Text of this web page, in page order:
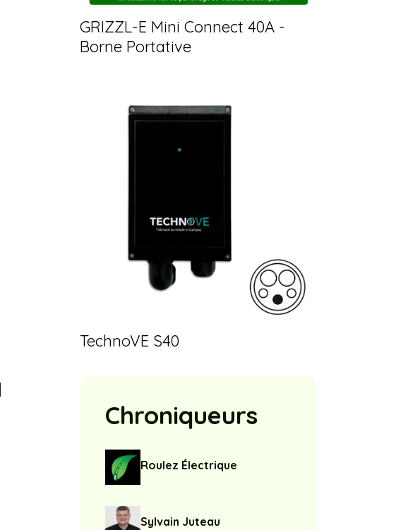
GRIZZL-E Mini Connect 40A -
Borne Portative
TechnoVE S40
Chroniqueurs
Roulez Électrique
Sylvain Juteau